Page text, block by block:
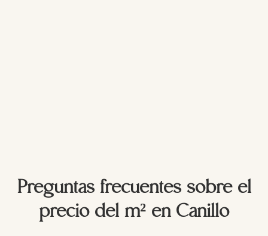
Preguntas frecuentes sobre el
precio del m² en Canillo